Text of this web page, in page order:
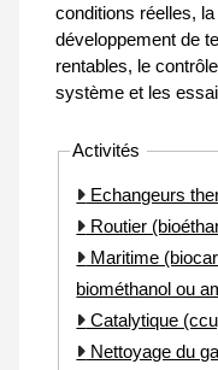
conditions réelles,
développement de
rentables, le
système et les
Activités
Echangeurs
Routier
Maritime
biométhanol ou
Catalytique
Nettoyage du